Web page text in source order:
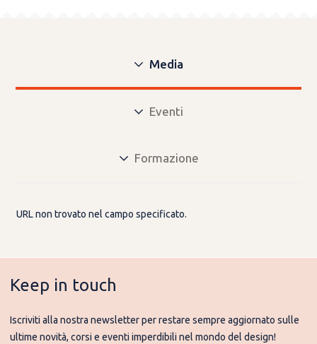
Media
Eventi
Formazione
URL non trovato nel campo specificato.
Keep in touch
Iscriviti alla nostra newsletter per restare sempre aggiornato sulle
ultime novità, corsi e eventi imperdibili nel mondo del design!